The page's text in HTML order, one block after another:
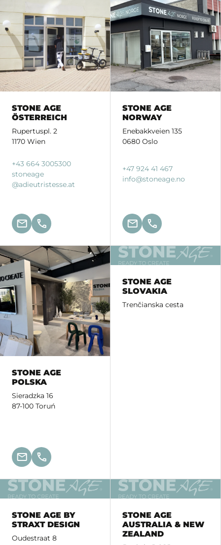
STONE AGE
ÖSTERREICH
Rupertuspl. 2
1170 Wien
+43 664 3005300
stoneage
@adieutristesse.at
STONE AGE
NORWAY
Enebakkveien 135
0680 Oslo
+47 924 41 467
info@stoneage.no
STONE AGE
POLSKA
Sieradzka 16
87-100 Toruń
STONE AGE
SLOVAKIA
Trenčianska cesta
STONE AGE BY
STRAXT DESIGN
Oudestraat 8
STONE AGE
AUSTRALIA & NEW
ZEALAND